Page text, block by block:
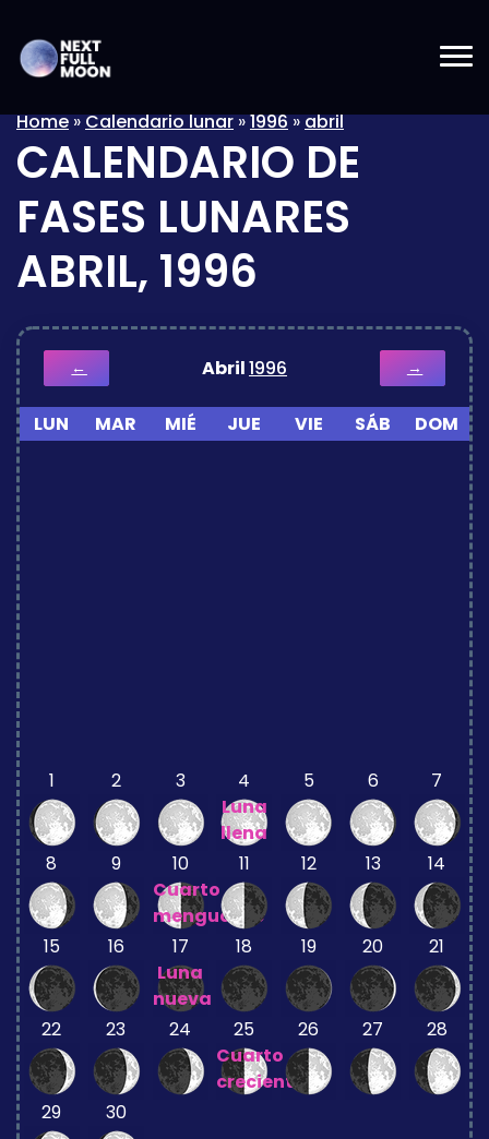
Home»Calendario lunar»1996»abril
CALENDARIO DE
FASES LUNARES
ABRIL, 1996
← Abril1996 →
LUN MAR MIÉ JUE VIE SÁB DOM
1 2 3
4
Luna
llena
5 6 7
8 9
10
Cuarto
menguante
11 12 13 14
15 16
17
Luna
nueva
18 19 20 21
22 23 24
25
Cuarto
creciente
26 27 28
29 30